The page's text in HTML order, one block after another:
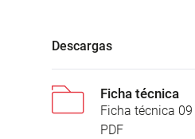
Descargas
Ficha técnica
Ficha técnica
PDF